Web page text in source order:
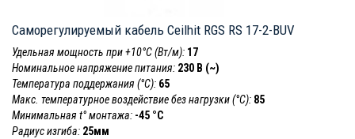
Саморегулируемый кабель Ceilhit RGS RS 17-2-BUV
Удельная мощность при +10°С (Вт/м): 17
Номинальное напряжение питания: 230 В (~)
Температура поддержания (°С): 65
Макс. температурное воздействие без нагрузки (°С): 85
Минимальная t° монтажа: -45 °С
Радиус изгиба: 25мм